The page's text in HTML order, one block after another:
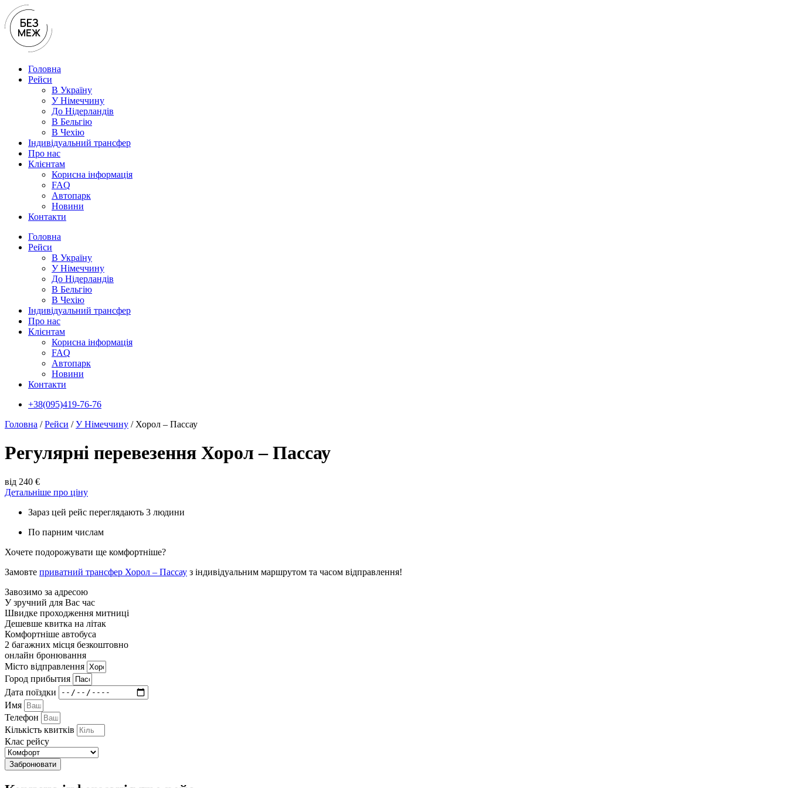
Перейти
до
вмісту
Головна
Рейси
В Україну
У Нiмеччину
До Нідерландів
В Бельгію
В Чехiю
Індивідуальний трансфер
Про нас
Клієнтам
Корисна інформація
FAQ
Автопарк
Новини
Контакти
Головна
Рейси
В Україну
У Нiмеччину
До Нідерландів
В Бельгію
В Чехiю
Індивідуальний трансфер
Про нас
Клієнтам
Корисна інформація
FAQ
Автопарк
Новини
Контакти
+38(095)419-76-76
Головна /Рейси /У Нiмеччину / Хорол – Пассау
Регулярні перевезення Хорол – Пассау
від 240 €
Детальніше про ціну
Зараз цей рейс переглядають 3 людини
По парним числам
Хочете подорожувати ще комфортніше?
Замовте приватний трансфер Хорол – Пассау з індивідуальним маршрутом та часом відправлення!
Завозимо за адресою
У зручний для Вас час
Швидке проходження митниці
Дешевше квитка на літак
Комфортніше автобуса
2 багажних місця безкоштовно
онлайн бронювання
Мiсто вiдправлення
Город прибытия
Дата поїздки
Имя
Телефон
Кількість квитків
Клас рейсу
Забронювати